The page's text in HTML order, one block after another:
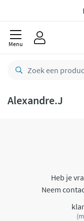
Menu
Alexandre.J
Heb je
Neem